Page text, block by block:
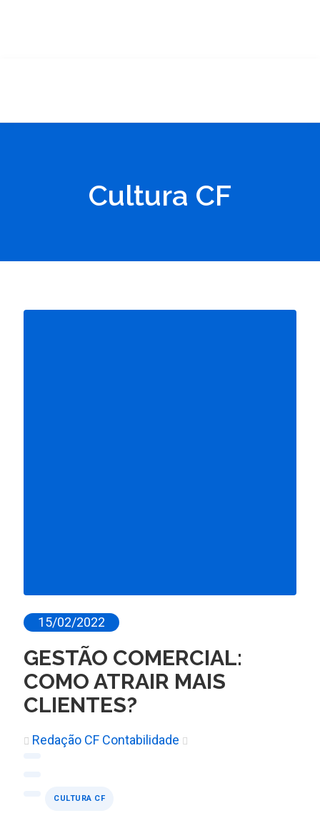
Cultura CF
15/02/2022
GESTÃO COMERCIAL:
COMO ATRAIR MAIS
CLIENTES?
Redação CF Contabilidade
CULTURA CF